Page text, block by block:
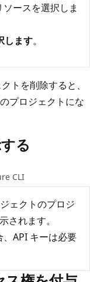
ースを選択しま
します。
トを削除すると、
プロジェクトにな
る
CLI
ェクトのプロジ
されます。
API キーは必要